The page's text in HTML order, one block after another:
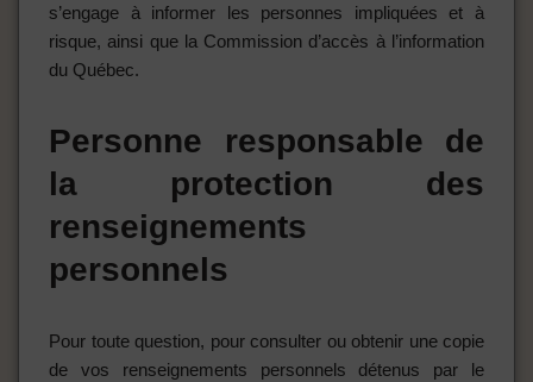
s’engage à informer les personnes impliquées et à
risque, ainsi que la Commission d’accès à l’information
du Québec.
Personne responsable de
la protection des
renseignements
personnels
Pour toute question, pour consulter ou obtenir une copie
de vos renseignements personnels détenus par le